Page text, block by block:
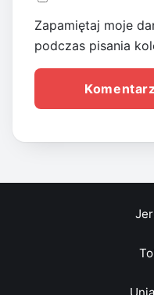
Zapamiętaj moje
podczas pisania